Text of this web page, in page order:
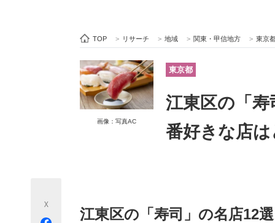
ビジネスと働き方のヒント
ITエンジニア向け専門サイト 企業向け
TOP > リサーチ > 地域 > 関東・甲信地方 > 東京
画像：写真AC
東京都
江東区の「
番好きな店
X
江東区の「寿司」の名店12選